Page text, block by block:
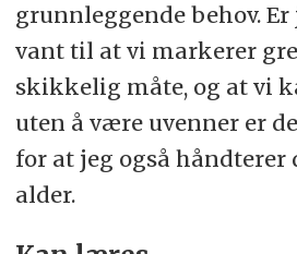
grunnleggende behov.
vant til at vi markerer
skikkelig måte, og at vi
uten å være uvenner er
for at jeg også håndterer
alder.